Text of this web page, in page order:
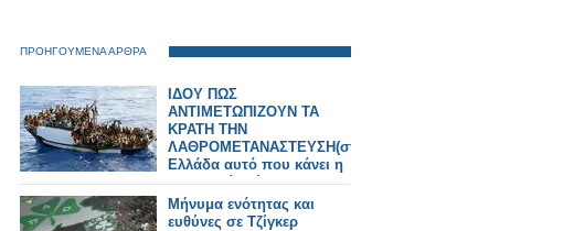
ΠΡΟΗΓΟΥΜΕΝΑ ΑΡΘΡΑ
ΙΔΟΥ ΠΩΣ
ΑΝΤΙΜΕΤΩΠΙΖΟΥΝ ΤΑ
ΚΡΑΤΗ ΤΗΝ
ΛΑΘΡΟΜΕΤΑΝΑΣΤΕΥΣΗ(στην
Ελλάδα αυτό που κάνει η
Αυστραλία λέγεται
ρατσισμός και
ξενοφοβία)!!!
Μήνυμα ενότητας και
ευθύνες σε Τζίγκερ